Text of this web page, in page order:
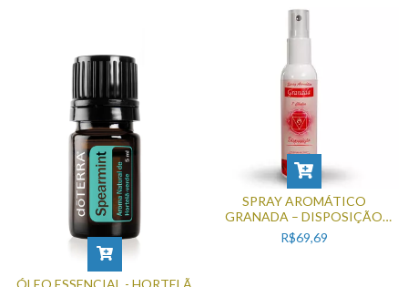
SPRAY AROMÁTICO
GRANADA – DISPOSIÇÃO
(110ML)
R$69,69